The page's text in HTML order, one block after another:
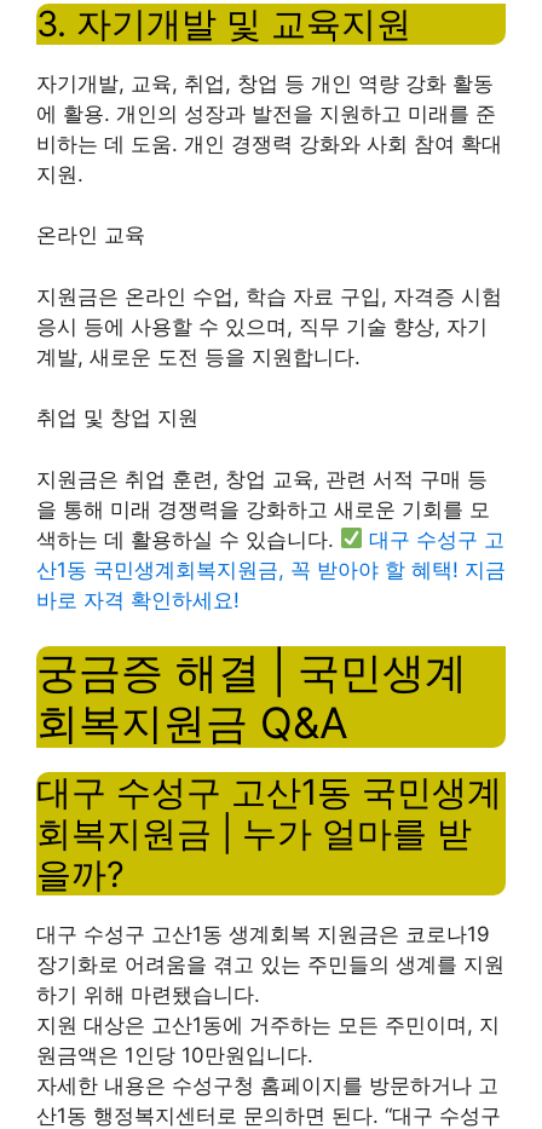
3. 자기개발 및 교육지원
자기개발, 교육, 취업, 창업 등 개인 역량 강화 활동
에 활용. 개인의 성장과 발전을 지원하고 미래를 준
비하는 데 도움. 개인 경쟁력 강화와 사회 참여 확대
지원.
온라인 교육
지원금은 온라인 수업, 학습 자료 구입, 자격증 시험
응시 등에 사용할 수 있으며, 직무 기술 향상, 자기
계발, 새로운 도전 등을 지원합니다.
취업 및 창업 지원
지원금은 취업 훈련, ​​창업 교육, 관련 서적 구매 등
을 통해 미래 경쟁력을 강화하고 새로운 기회를 모
색하는 데 활용하실 수 있습니다.
대구 수성구 고
산1동 국민생계회복지원금, 꼭 받아야 할 혜택! 지금
바로 자격 확인하세요!
궁금증 해결 | 국민생계
회복지원금 Q&A
대구 수성구 고산1동 국민생계
회복지원금 | 누가 얼마를 받
을까?
대구 수성구 고산1동 생계회복 지원금은 코로나19
장기화로 어려움을 겪고 있는 주민들의 생계를 지원
하기 위해 마련됐습니다.
지원 대상은 고산1동에 거주하는 모든 주민이며, 지
원금액은 1인당 10만원입니다.
자세한 내용은 수성구청 홈페이지를 방문하거나 고
산1동 행정복지센터로 문의하면 된다. “대구 수성구